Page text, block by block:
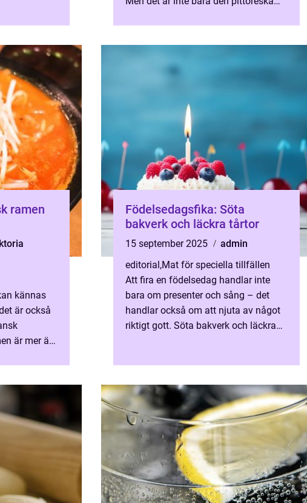
ramen
kännas
är också
är mer än
Födelsedagsfika: Söta
bakverk och läckra tårtor
15 september 2025
admin
editorial,Mat för speciella tillfällen
Att fira en födelsedag handlar inte
bara om presenter och sång – det
handlar också om att njuta av något
riktigt gott. Söta bakverk och läckra